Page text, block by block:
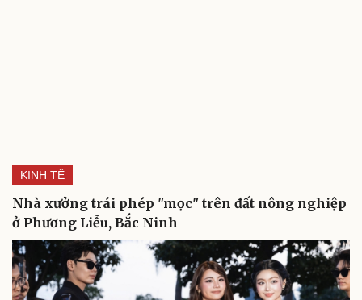
KINH TẾ
Nhà xưởng trái phép "mọc" trên đất nông nghiệp
ở Phương Liễu, Bắc Ninh